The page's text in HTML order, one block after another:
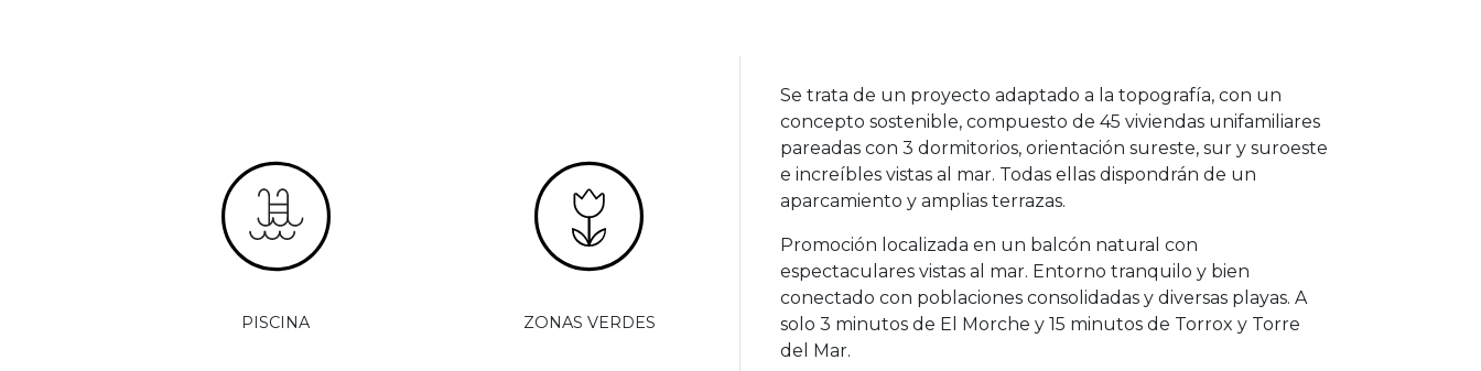
PISCINA ZONAS VERDES
Se trata de un proyecto adaptado a la topografía, con un
concepto sostenible, compuesto de 45 viviendas unifamiliares
pareadas con 3 dormitorios, orientación sureste, sur y suroeste
e increíbles vistas al mar. Todas ellas dispondrán de un
aparcamiento y amplias terrazas.
Promoción localizada en un balcón natural con
espectaculares vistas al mar. Entorno tranquilo y bien
conectado con poblaciones consolidadas y diversas playas. A
solo 3 minutos de El Morche y 15 minutos de Torrox y Torre
del Mar.